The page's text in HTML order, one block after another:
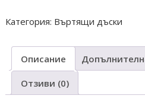
дъска
Категория: Въртящи дъски
Описание
Отзиви (0)